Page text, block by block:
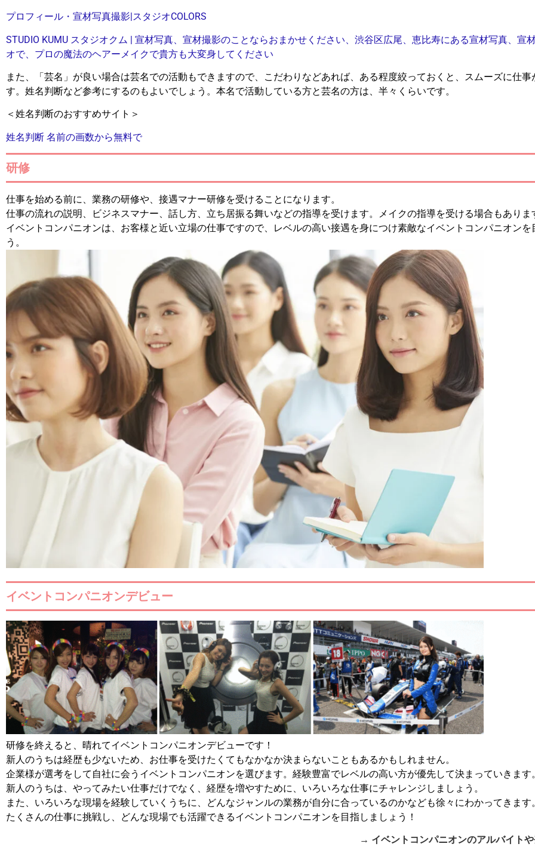
プロフィール・宣材写真撮影|スタジオCOLORS
STUDIO KUMU スタジオクム | 宣材写真、宣材撮影のことならおまかせください、渋谷区広尾、恵比寿にある宣材写真、宣
オで、プロの魔法のヘアーメイクで貴方も大変身してください
また、「芸名」が良い場合は芸名での活動もできますので、こだわりなどあれば、ある程度絞っておくと、スムーズに仕事
す。姓名判断など参考にするのもよいでしょう。本名で活動している方と芸名の方は、半々くらいです。
＜姓名判断のおすすめサイト＞
姓名判断 名前の画数から無料で
研修
仕事を始める前に、業務の研修や、接遇マナー研修を受けることになります。
仕事の流れの説明、ビジネスマナー、話し方、立ち居振る舞いなどの指導を受けます。メイクの指導を受ける場合もありま
イベントコンパニオンは、お客様と近い立場の仕事ですので、レベルの高い接遇を身につけ素敵なイベントコンパニオンを
う。
イベントコンパニオンデビュー
研修を終えると、晴れてイベントコンパニオンデビューです！
新人のうちは経歴も少ないため、お仕事を受けたくてもなかなか決まらないこともあるかもしれません。
企業様が選考をして自社に会うイベントコンパニオンを選びます。経験豊富でレベルの高い方が優先して決まっていきます。
新人のうちは、やってみたい仕事だけでなく、経歴を増やすために、いろいろな仕事にチャレンジしましょう。
また、いろいろな現場を経験していくうちに、どんなジャンルの業務が自分に合っているのかなども徐々にわかってきます。
たくさんの仕事に挑戦し、どんな現場でも活躍できるイベントコンパニオンを目指しましょう！
→ イベントコンパニオンのアルバイト